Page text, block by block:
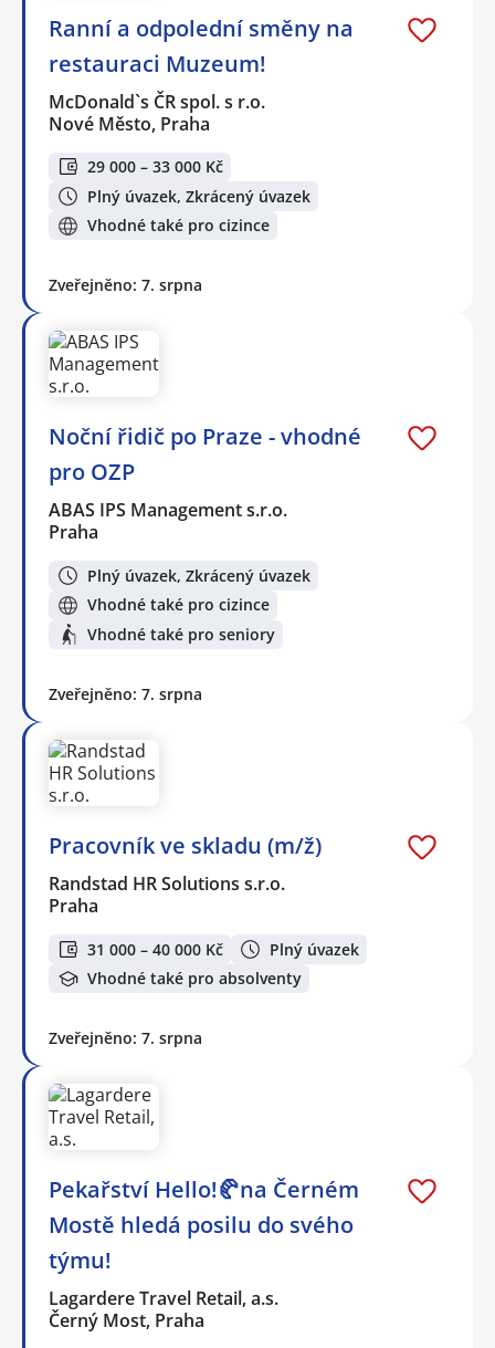
Ranní a odpolední směny na
restauraci Muzeum!
McDonald`s ČR spol. s r.o.
Nové Město, Praha
29 000 – 33 000 Kč
Plný úvazek, Zkrácený úvazek
Vhodné také pro cizince
Zveřejněno: 7. srpna
Noční řidič po Praze - vhodné
pro OZP
ABAS IPS Management s.r.o.
Praha
Plný úvazek, Zkrácený úvazek
Vhodné také pro cizince
Vhodné také pro seniory
Zveřejněno: 7. srpna
Pracovník ve skladu (m/ž)
Randstad HR Solutions s.r.o.
Praha
31 000 – 40 000 Kč
Plný úvazek
Vhodné také pro absolventy
Zveřejněno: 7. srpna
Pekařství Hello!🥐na Černém
Mostě hledá posilu do svého
týmu!
Lagardere Travel Retail, a.s.
Černý Most, Praha